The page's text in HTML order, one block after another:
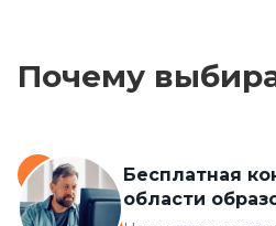
Почему
Бесплатная
области